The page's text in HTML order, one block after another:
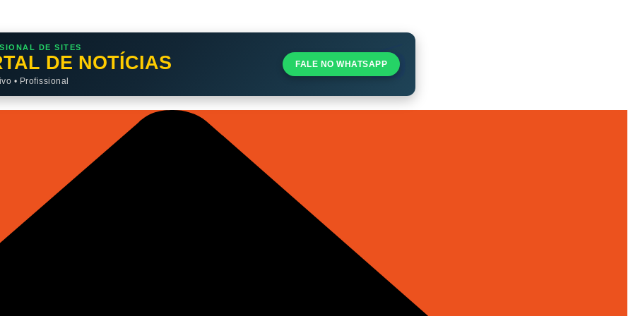
DE SITES
DE NOTÍCIAS
• Profissional
FALE NO WHATSAPP